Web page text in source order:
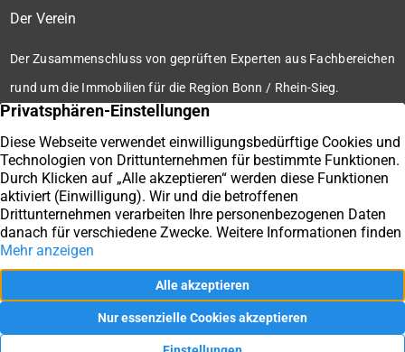
Der Verein
Der Zusammenschluss von geprüften Experten aus Fachbereichen
rund um die Immobilien für die Region Bonn / Rhein-Sieg.
Ihre Immobilienmakler der Immobilienbörse Bonn / Rhein-